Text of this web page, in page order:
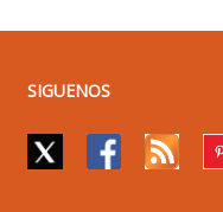
SIGUENOS